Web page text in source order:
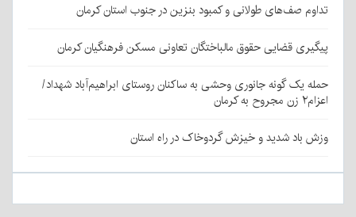
تداوم صف‌های طولانی و کمبود بنزین در جنوب استان کرمان
پیگیری قضایی حقوق مالباختگان تعاونی مسکن فرهنگیان کرمان
حمله یک گونه جانوری وحشی به ساکنان روستای ابراهیم‌آباد شهداد/
اعزام۲ زن مجروح به کرمان
وزش باد شدید و خیزش گردوخاک در راه استان